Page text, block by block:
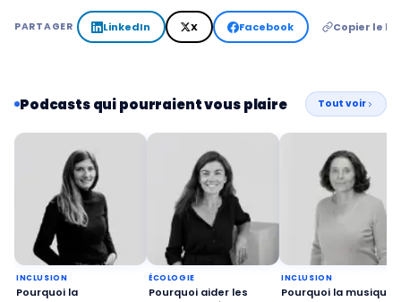
PARTAGER LinkedIn X Facebook Copier le
Podcasts qui pourraient vous plaire Tout voir
INCLUSION
Pourquoi la
ÉCOLOGIE
Pourquoi aider les
INCLUSION
Pourquoi la musique